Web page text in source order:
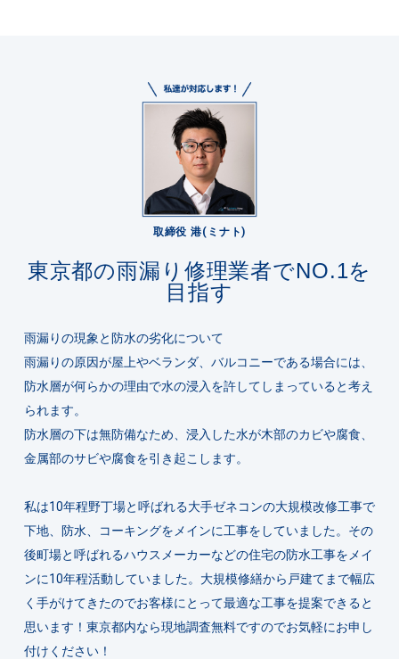
取締役 港(ミナト)
東京都の雨漏り修理業者でNO.1を
目指す
雨漏りの現象と防水の劣化について
雨漏りの原因が屋上やベランダ、バルコニーである場合には、
防水層が何らかの理由で水の浸入を許してしまっていると考え
られます。
防水層の下は無防備なため、浸入した水が木部のカビや腐食、
金属部のサビや腐食を引き起こします。
私は10年程野丁場と呼ばれる大手ゼネコンの大規模改修工事で
下地、防水、コーキングをメインに工事をしていました。その
後町場と呼ばれるハウスメーカーなどの住宅の防水工事をメイ
ンに10年程活動していました。大規模修繕から戸建てまで幅広
く手がけてきたのでお客様にとって最適な工事を提案できると
思います！東京都内なら現地調査無料ですのでお気軽にお申し
付けください！